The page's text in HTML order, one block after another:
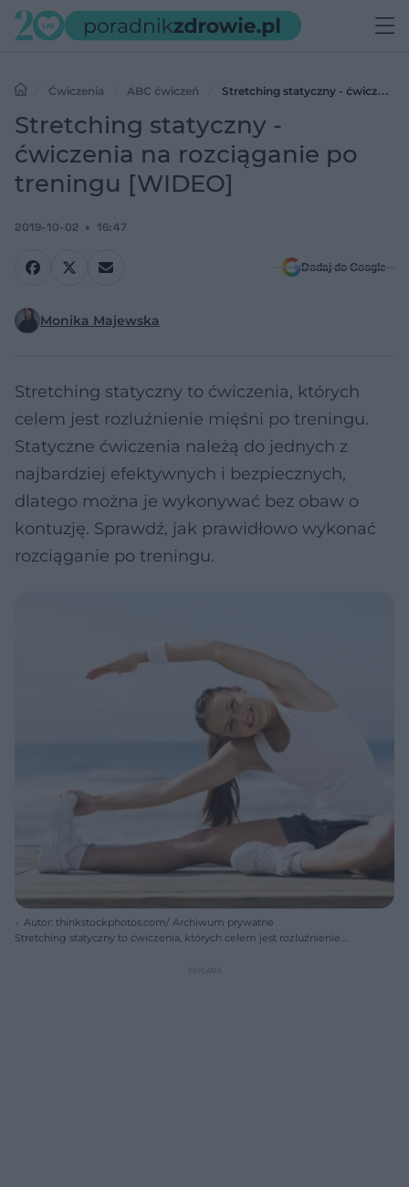
Ćwiczenia ABC ćwiczeń
Stretching statyczny - ćwiczenia
na rozciąganie po treningu [WIDEO]
Stretching statyczny -
ćwiczenia na rozciąganie po
treningu [WIDEO]
2019-10-02 16:47
Dodaj do Google
Monika Majewska
Stretching statyczny to ćwiczenia, których
celem jest rozluźnienie mięśni po treningu.
Statyczne ćwiczenia należą do jednych z
najbardziej efektywnych i bezpiecznych,
dlatego można je wykonywać bez obaw o
kontuzję. Sprawdź, jak prawidłowo wykonać
rozciąganie po treningu.
Autor: thinkstockphotos.com/ Archiwum prywatne
Stretching statyczny to ćwiczenia, których celem jest rozluźnienie